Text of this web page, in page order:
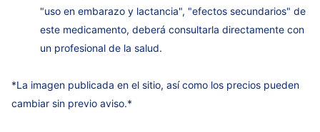
"uso en embarazo y lactancia", "efectos secundarios" de
este medicamento, deberá consultarla directamente con
un profesional de la salud.
*La imagen publicada en el sitio, así como los precios pueden
cambiar sin previo aviso.*